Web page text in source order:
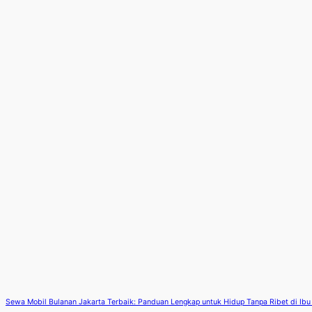
Sewa Mobil Bulanan Jakarta Terbaik: Panduan Lengkap untuk Hidup Tanpa Ribet di